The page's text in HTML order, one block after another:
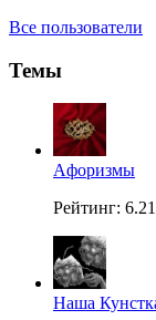
Все пользователи
Темы
Aфоризмы
Рейтинг: 6.21
Наша